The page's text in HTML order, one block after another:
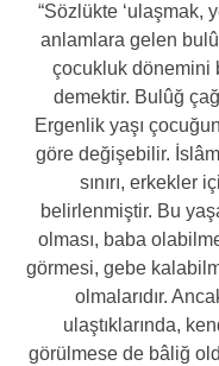
“Sözlükte ‘ulaşmak,
anlamlara gelen
çocukluk dönemini
demektir. Bulûğ
Ergenlik yaşı
göre değişebilir.
sınırı, erkekler
belirlenmiştir. Bu
olması, baba
görmesi, gebe
olmalarıdır.
ulaştıklarında,
görülmese de bâliğ